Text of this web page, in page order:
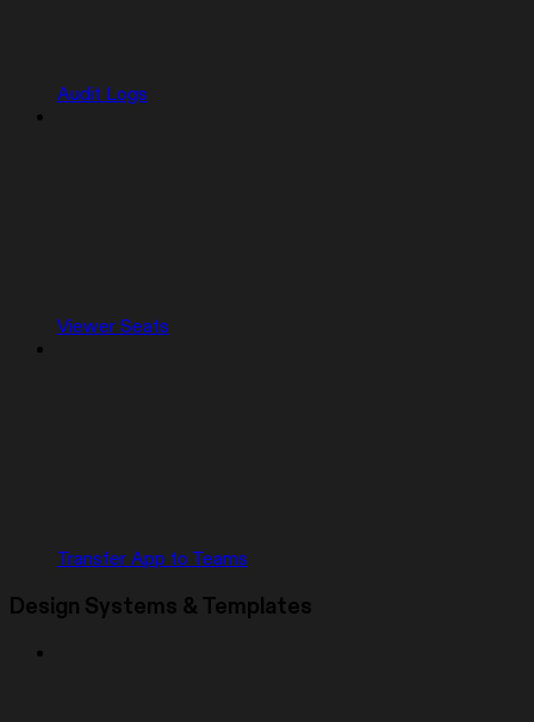
Audit Logs
Viewer Seats
Transfer App to Teams
Design Systems & Templates